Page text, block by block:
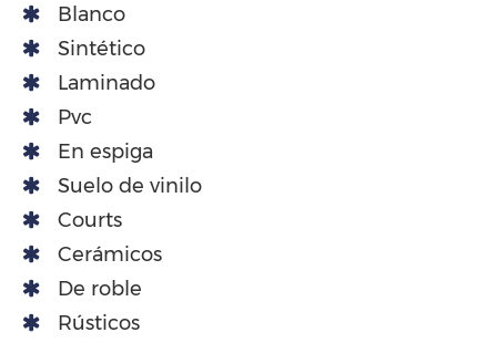
Blanco
Sintético
Laminado
Pvc
En espiga
Suelo de vinilo
Courts
Cerámicos
De roble
Rústicos